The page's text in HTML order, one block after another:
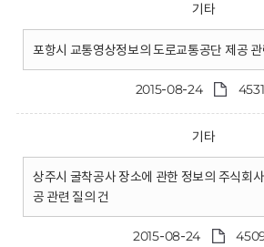
기타
포항시 교통영상정보의 도로교통공단 제공 관
2015-08-24
기타
상주시 굴착공사 장소에 관한 정보의 주식회
공 관련 질의 건
2015-08-24